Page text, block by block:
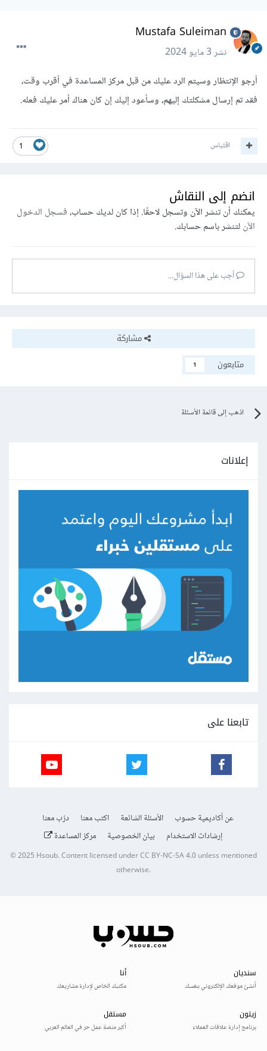
Mustafa Suleiman
نشر3 مايو 2024
أرجو الإنتظار وسيتم الرد عليك من قبل مركز المساعدة في أقرب وقت،
فقد تم إرسال مشكلتك إليهم، وسأعود إليك إن كان هناك أمر عليك فعله.
1 اقتباس
انضم إلى النقاش
يمكنك أن تنشر الآن وتسجل لاحقًا. إذا كان لديك حساب،فسجل الدخول
الآنلتنشر باسم حسابك.
أجب على هذا السؤال...
مشاركة
متابعون
1
اذهب إلى قائمة الأسئلة
إعلانات
تابعنا على
عن أكاديمية حسوب الأسئلة الشائعة اكتب معنا
درّب معنا
إرشادات الاستخدام
بيان الخصوصية مركز المساعدة
© 2025Hsoub.Content licensed underCC BY-NC-SA 4.0unless mentioned
otherwise.